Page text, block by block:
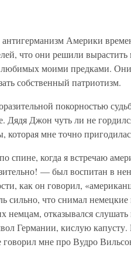
Америки
что они решили вырастить
моими предками. Они
собственный патриотизм.
покорностью
Дядя Джон чуть ли не
мне точно
спине, когда я встречаю
— был воспитан в
как он говорил,
сильно, что снимал немецкие
немцам, отказывался
Германии, кислую
говорил мне про Вудро